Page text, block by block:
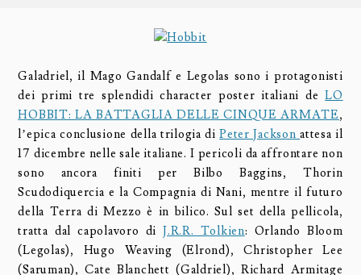
Galadriel, il Mago Gandalf e Legolas sono i protagonisti
dei primi tre splendidi character poster italiani deLO
HOBBIT: LA BATTAGLIA DELLE CINQUE ARMATE,
l’epica conclusione della trilogia diPeter Jacksonattesa il
17 dicembre nelle sale italiane. I pericoli da affrontare non
sono ancora finiti per Bilbo Baggins, Thorin
Scudodiquercia e la Compagnia di Nani, mentre il futuro
della Terra di Mezzo è in bilico. Sul set della pellicola,
tratta dal capolavoro diJ.R.R. Tolkien: Orlando Bloom
(Legolas), Hugo Weaving (Elrond), Christopher Lee
(Saruman), Cate Blanchett (Galdriel), Richard Armitage